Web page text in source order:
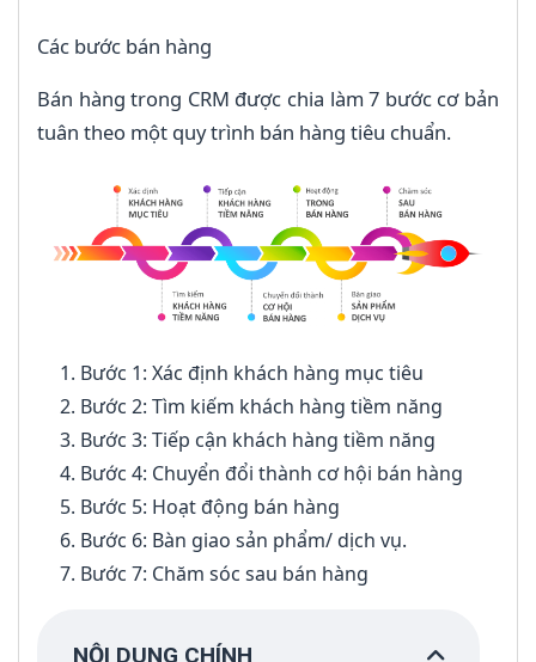
Các bước bán hàng
Bán hàng trong CRM được chia làm 7 bước cơ bản
tuân theo một quy trình bán hàng tiêu chuẩn.
Bước 1: Xác định khách hàng mục tiêu
Bước 2: Tìm kiếm khách hàng tiềm năng
Bước 3: Tiếp cận khách hàng tiềm năng
Bước 4: Chuyển đổi thành cơ hội bán hàng
Bước 5: Hoạt động bán hàng
Bước 6: Bàn giao sản phẩm/ dịch vụ.
Bước 7: Chăm sóc sau bán hàng
NỘI DUNG CHÍNH